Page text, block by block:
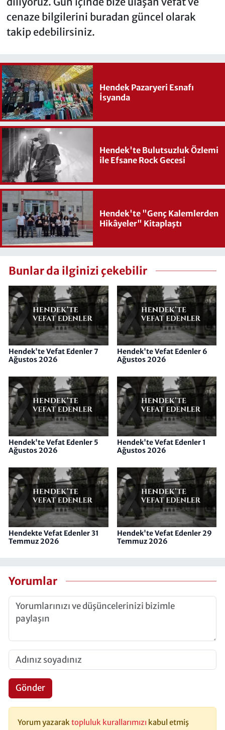
cenaze bilgilerini buradan güncel olarak
takip edebilirsiniz.
Hendek Pazaryeri Esnafı
İsyanda
Hendek'te Bulutsuzluk Özlemi
ile Efsane Rock Gecesi
Hendek'te "Genç Kalemlerden
Hikâyeler" Kitaplaştı
Bunlar da ilginizi çekebilir
Hendek'te Vefat Edenler 7
Ağustos 2026
Hendek'te Vefat Edenler 6
Ağustos 2026
Hendek'te Vefat Edenler 5
Ağustos 2026
Hendek'te Vefat Edenler 1
Ağustos 2026
Hendekte Vefat Edenler 31
Temmuz 2026
Hendek'te Vefat Edenler 29
Temmuz 2026
Yorumlar
Gönder
Yorum yazarak topluluk kurallarımızı kabul etmiş